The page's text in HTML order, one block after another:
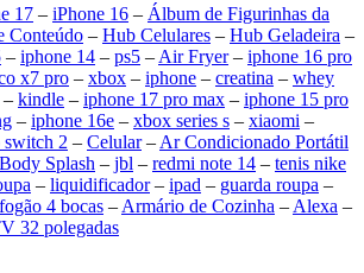
17 – iPhone 16 – Álbum de Figurinhas da
Conteúdo – Hub Celulares – Hub Geladeira –
– iphone 14 – ps5 –Air Fryer– iphone 16 pro
x7 pro – xbox – iphone – creatina – whey
– kindle – iphone 17 pro max – iphone 15 pro
– iphone 16e – xbox series s – xiaomi –
switch 2 – Celular–Ar Condicionado Portátil
Body Splash – jbl – redmi note 14 – tenis nike
– liquidificador– ipad – guarda roupa –
fogão 4 bocas –Armário de Cozinha –Alexa –
32 polegadas